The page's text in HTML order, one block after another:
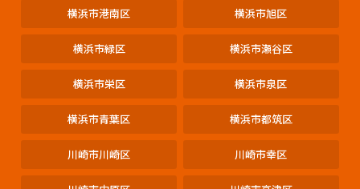
横浜市港南区 横浜市旭区
横浜市緑区 横浜市瀬谷区
横浜市栄区 横浜市泉区
横浜市青葉区 横浜市都筑区
川崎市川崎区 川崎市幸区